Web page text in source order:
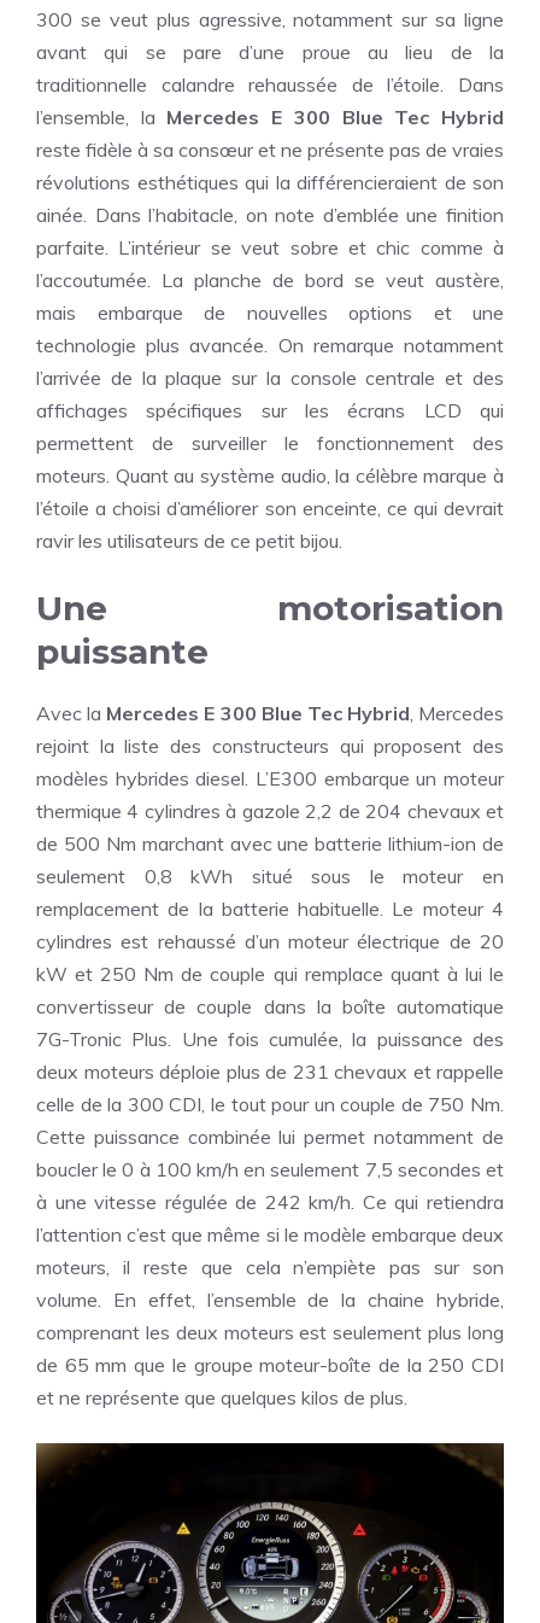
300 se veut plus agressive, notamment sur sa ligne
avant qui se pare d’une proue au lieu de la
traditionnelle calandre rehaussée de l’étoile. Dans
l’ensemble, la Mercedes E 300 Blue Tec Hybrid
reste fidèle à sa consœur et ne présente pas de vraies
révolutions esthétiques qui la différencieraient de son
ainée. Dans l’habitacle, on note d’emblée une finition
parfaite. L’intérieur se veut sobre et chic comme à
l’accoutumée. La planche de bord se veut austère,
mais embarque de nouvelles options et une
technologie plus avancée. On remarque notamment
l’arrivée de la plaque sur la console centrale et des
affichages spécifiques sur les écrans LCD qui
permettent de surveiller le fonctionnement des
moteurs. Quant au système audio, la célèbre marque à
l’étoile a choisi d’améliorer son enceinte, ce qui devrait
ravir les utilisateurs de ce petit bijou.
Une motorisation
puissante
Avec la Mercedes E 300 Blue Tec Hybrid, Mercedes
rejoint la liste des constructeurs qui proposent des
modèles hybrides diesel. L’E300 embarque un moteur
thermique 4 cylindres à gazole 2,2 de 204 chevaux et
de 500 Nm marchant avec une batterie lithium-ion de
seulement 0,8 kWh situé sous le moteur en
remplacement de la batterie habituelle. Le moteur 4
cylindres est rehaussé d’un moteur électrique de 20
kW et 250 Nm de couple qui remplace quant à lui le
convertisseur de couple dans la boîte automatique
7G-Tronic Plus. Une fois cumulée, la puissance des
deux moteurs déploie plus de 231 chevaux et rappelle
celle de la 300 CDI, le tout pour un couple de 750 Nm.
Cette puissance combinée lui permet notamment de
boucler le 0 à 100 km/h en seulement 7,5 secondes et
à une vitesse régulée de 242 km/h. Ce qui retiendra
l’attention c’est que même si le modèle embarque deux
moteurs, il reste que cela n’empiète pas sur son
volume. En effet, l’ensemble de la chaine hybride,
comprenant les deux moteurs est seulement plus long
de 65 mm que le groupe moteur-boîte de la 250 CDI
et ne représente que quelques kilos de plus.